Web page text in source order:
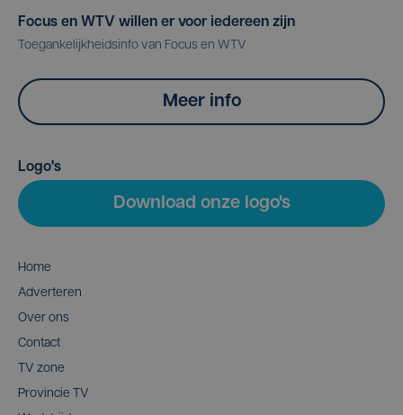
Focus en WTV willen er voor iedereen zijn
Toegankelijkheidsinfo van Focus en WTV
Meer info
Logo's
Download onze logo's
Home
Adverteren
Over ons
Contact
TV zone
Provincie TV